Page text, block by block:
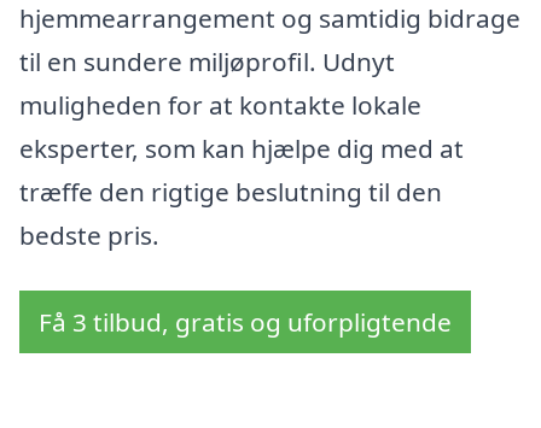
hjemmearrangement og samtidig bidrage
til en sundere miljøprofil. Udnyt
muligheden for at kontakte lokale
eksperter, som kan hjælpe dig med at
træffe den rigtige beslutning til den
bedste pris.
Få 3 tilbud, gratis og uforpligtende